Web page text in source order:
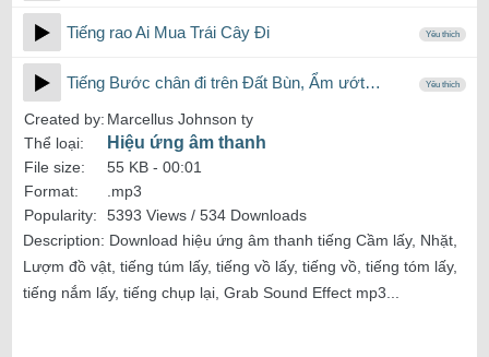
Tiếng rao Ai Mua Trái Cây Đi Yêu thích
Tiếng Bước chân đi trên Đất Bùn, Ẩm ướt… Yêu thích
Created by: Marcellus Johnson ty
Thể loại:
Hiệu ứng âm thanh
File size: 55 KB - 00:01
Format:
.mp3
Popularity:
5393 Views / 534 Downloads
Description: Download hiệu ứng âm thanh tiếng Cầm lấy, Nhặt,
Lượm đồ vật, tiếng túm lấy, tiếng vồ lấy, tiếng vồ, tiếng tóm lấy,
tiếng nắm lấy, tiếng chụp lại, Grab Sound Effect mp3...